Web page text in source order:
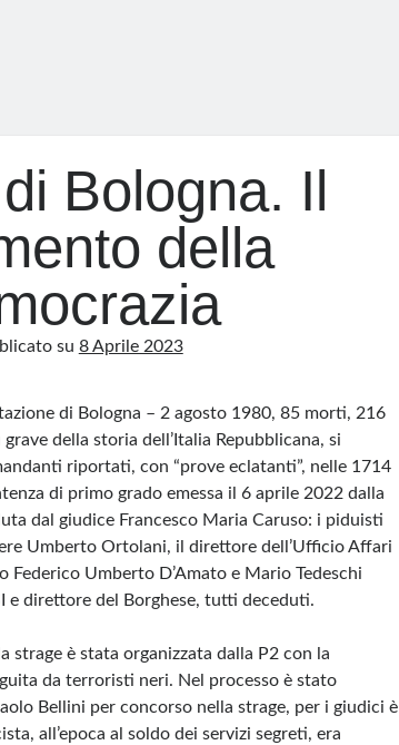
Bologna. Il
della
su 8 Aprile 2023
di Bologna – 2 agosto 1980, 85 morti, 216
della storia dell’Italia Repubblicana, si
riportati, con “prove eclatanti”, nelle 1714
di primo grado emessa il 6 aprile 2022 dalla
dal giudice Francesco Maria Caruso: i piduisti
Umberto Ortolani, il direttore dell’Ufficio Affari
Federico Umberto D’Amato e Mario Tedeschi
e direttore del Borghese, tutti deceduti.
strage è stata organizzata dalla P2 con la
da terroristi neri. Nel processo è stato
Bellini per concorso nella strage, per i giudici è
all’epoca al soldo dei servizi segreti, era